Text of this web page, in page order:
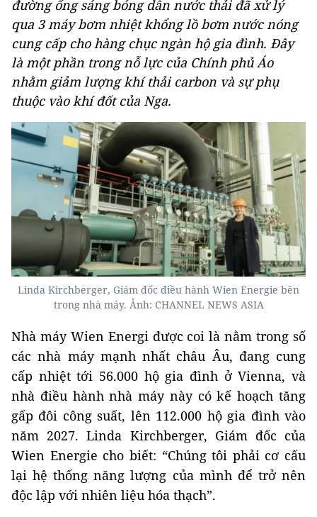
đường ống sáng bóng dẫn nước thải đã xử lý
qua 3 máy bơm nhiệt khổng lồ bơm nước nóng
cung cấp cho hàng chục ngàn hộ gia đình. Đây
là một phần trong nỗ lực của Chính phủ Áo
nhằm giảm lượng khí thải carbon và sự phụ
thuộc vào khí đốt của Nga.
Linda Kirchberger, Giám đốc điều hành Wien Energie bên
trong nhà máy. Ảnh: CHANNEL NEWS ASIA
Nhà máy Wien Energi được coi là nằm trong số
các nhà máy mạnh nhất châu Âu, đang cung
cấp nhiệt tới 56.000 hộ gia đình ở Vienna, và
nhà điều hành nhà máy này có kế hoạch tăng
gấp đôi công suất, lên 112.000 hộ gia đình vào
năm 2027. Linda Kirchberger, Giám đốc của
Wien Energie cho biết: “Chúng tôi phải cơ cấu
lại hệ thống năng lượng của mình để trở nên
độc lập với nhiên liệu hóa thạch”.